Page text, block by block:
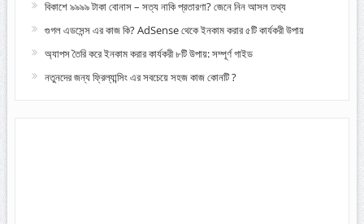
বিকাশে ৯৯৯৯ টাকা বোনাস – সত্য নাকি প্রতারণা? জেনে নিন আসল তথ্য
গুগল এডসেন্স এর কাজ কি? AdSense থেকে ইনকাম করার ৫টি কার্যকরী উপায়
অ্যাপস তৈরি করে ইনকাম করার কার্যকরী ৮টি উপায়: সম্পূর্ণ গাইড
নতুনদের জন্য ফ্রিল্যান্সিং এর সবচেয়ে সহজ কাজ কোনটি ?